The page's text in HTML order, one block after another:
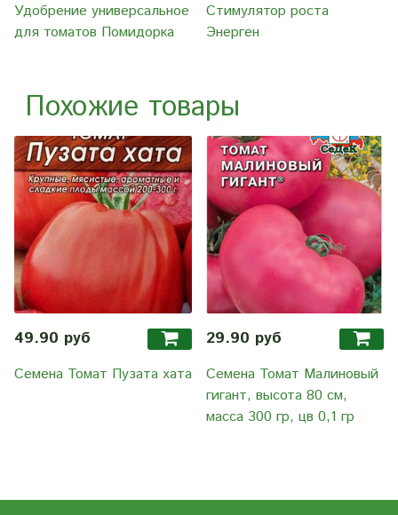
Удобрение универсальное
для томатов Помидорка
Стимулятор роста
Энерген
Похожие товары
49.90 руб
Семена Томат Пузата хата
29.90 руб
Семена Томат Малиновый
гигант, высота 80 см,
масса 300 гр, цв 0,1 гр